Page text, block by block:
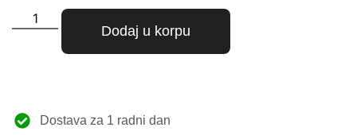
Dodaj u korpu
Dostava za 1 radni dan